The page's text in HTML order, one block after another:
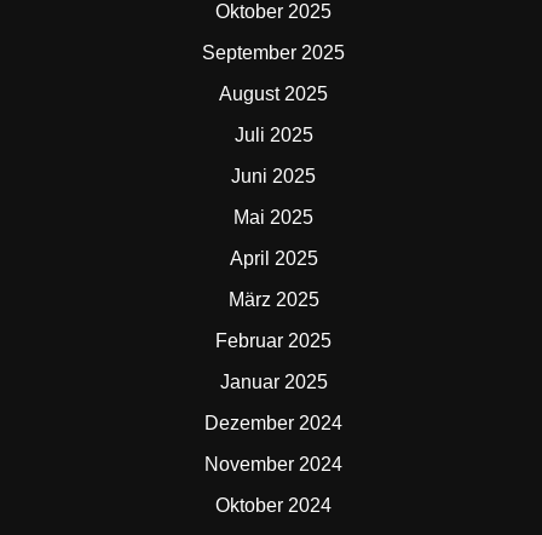
Oktober 2025
September 2025
August 2025
Juli 2025
Juni 2025
Mai 2025
April 2025
März 2025
Februar 2025
Januar 2025
Dezember 2024
November 2024
Oktober 2024